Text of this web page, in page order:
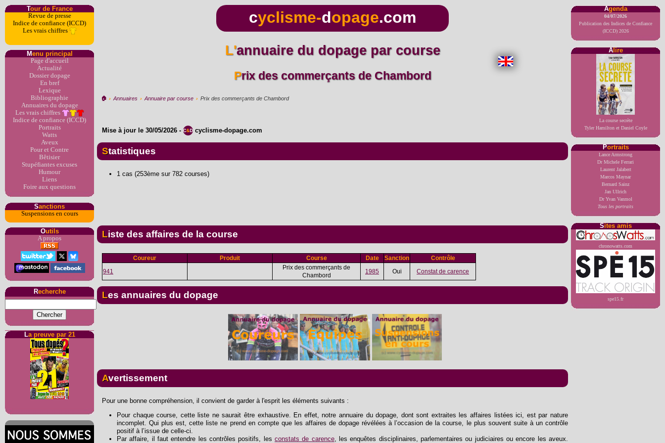
Tour de France
Revue de presse
Indice de confiance (ICCD)
Les vrais chiffres
Menu principal
Page d'accueil
Actualité
Dossier dopage
En bref
Lexique
Bibliographie
Annuaires du dopage
Les vrais chiffres
Indice de confiance (ICCD)
Portraits
Watts
Aveux
Pour et Contre
Bêtisier
Stupéfiantes excuses
Humour
Liens
Foire aux questions
Sanctions
Suspensions en cours
Outils
A propos
Recherche
La preuve par 21
Agenda
04/07/2026
Publication des Indices de Confiance
(ICCD) 2026
Alire
La course secrète
Tyler Hamilton et Daniel Coyle
Portraits
Lance Armstrong
Dr Michele Ferrari
Laurent Jalabert
Marcos Maynar
Bernard Sainz
Jan Ullrich
Dr Yvan Vanmol
Tous les portraits
Sites amis
chronowatts.com
spe15.fr
cyclisme-dopage.com
L'annuaire du dopage par course
Prix des commerçants de Chambord
🏠︎ › Annuaires › Annuaire par course › Prix des commerçants de Chambord
Mise à jour le 30/05/2026 - cyclisme-dopage.com
Statistiques
1 cas (253ème sur 782 courses)
Liste des affaires de la course
Coureur Produit Course Date Sanction
Contrôle
941
Prix des commerçants de
Chambord
1985 Oui Constat de carence
Les annuaires du dopage
Avertissement
Pour une bonne compréhension, il convient de garder à l'esprit les éléments suivants :
Pour chaque course, cette liste ne saurait être exhaustive. En effet, notre annuaire du dopage, dont sont extraites les affaires listées ici, est par nature
incomplet. Qui plus est, cette liste ne prend en compte que les affaires de dopage révélées à l’occasion de la course, le plus souvent suite à un contrôle
positif à l’issue de celle-ci.
Par affaire, il faut entendre les contrôles positifs, les constats de carence, les enquêtes disciplinaires, parlementaires ou judiciaires ou encore les aveux.